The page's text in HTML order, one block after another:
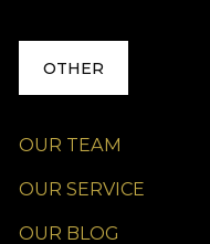
OTHER
OUR TEAM
OUR SERVICE
OUR BLOG